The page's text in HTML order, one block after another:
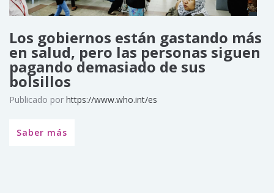
Los gobiernos están gastando más
en salud, pero las personas siguen
pagando demasiado de sus
bolsillos
Publicado por https://www.who.int/es
Saber más